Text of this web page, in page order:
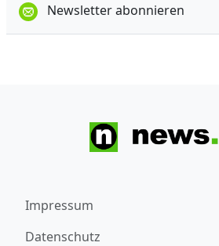
Newsletter abonnieren
Impressum
Datenschutz